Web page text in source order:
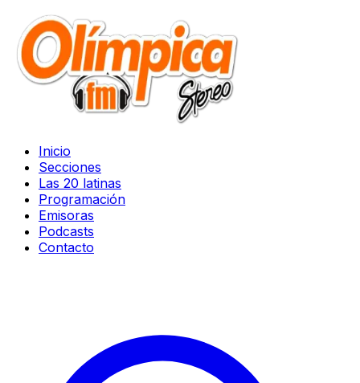
Inicio
Secciones
Las 20 latinas
Programación
Emisoras
Podcasts
Contacto